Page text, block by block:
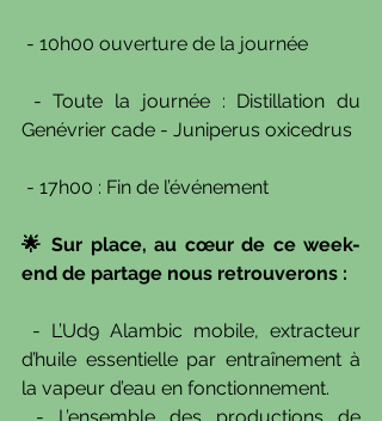
- 10h00 ouverture de la journée
Genévrier cade - Juniperus oxicedrus
- 17h00 : Fin de l’événement
🌟 Sur place, au cœur de ce week-
end de partage nous retrouverons :
d’huile essentielle par entraînement à
la vapeur d’eau en fonctionnement.